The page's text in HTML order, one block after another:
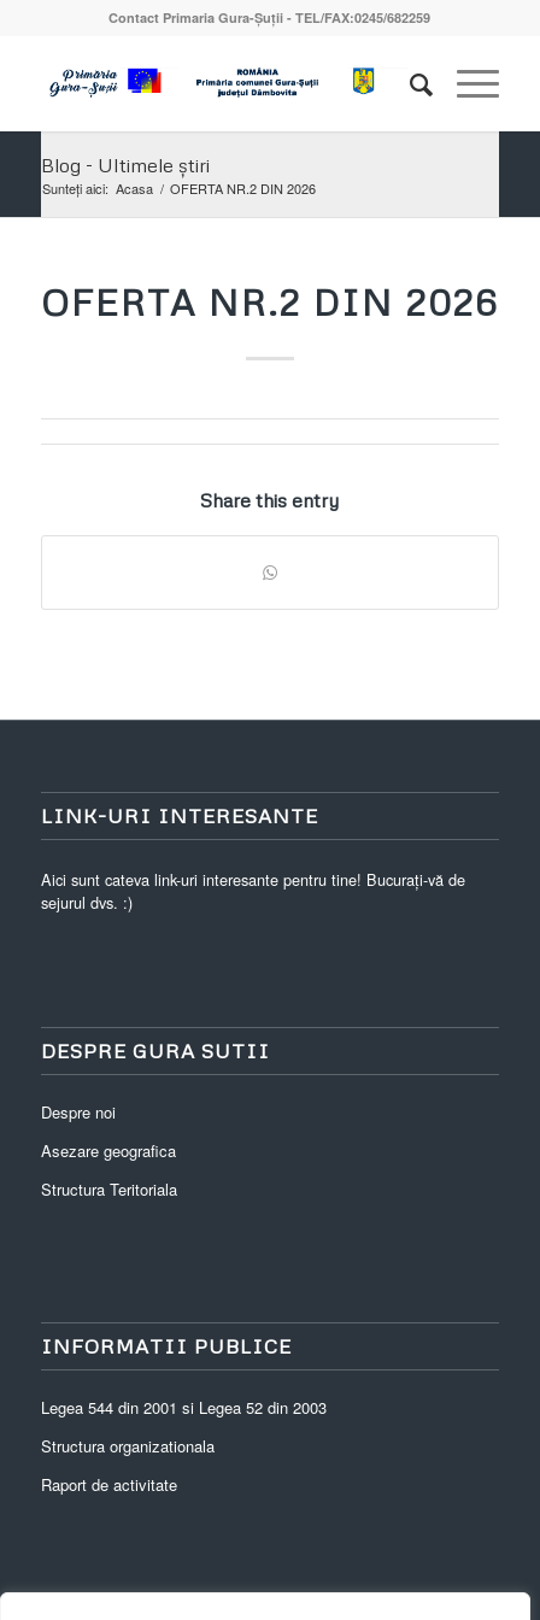
Contact Primaria Gura-Șuții - TEL/FAX:0245/682259
Blog - Ultimele știri
Sunteți aici: Acasa / OFERTA NR.2 DIN 2026
OFERTA NR.2 DIN 2026
Share this entry
LINK-URI INTERESANTE
Aici sunt cateva link-uri interesante pentru tine! Bucurați-vă de
sejurul dvs. :)
DESPRE GURA SUTII
Despre noi
Asezare geografica
Structura Teritoriala
INFORMATII PUBLICE
Legea 544 din 2001 si Legea 52 din 2003
Structura organizationala
Raport de activitate